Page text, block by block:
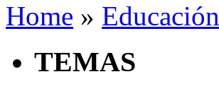
Home » Educación
TEMAS